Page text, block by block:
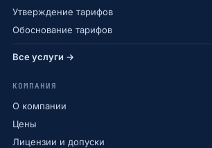
Утверждение тарифов
Обоснование тарифов
Все услуги →
КОМПАНИЯ
О компании
Цены
Лицензии и допуски